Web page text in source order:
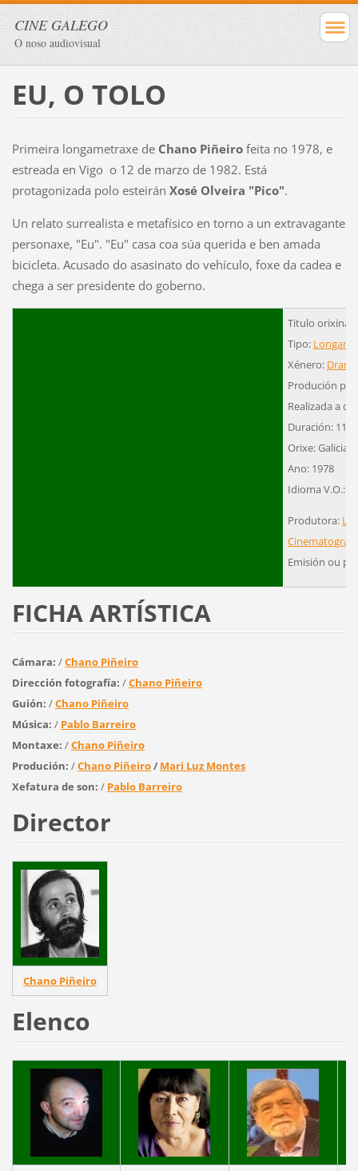
CINE GALEGO
O noso audiovisual
EU, O TOLO
Primeira longametraxe de Chano Piñeirofeita no 1978, e
estreada en Vigo o 12 de marzo de 1982. Está
protagonizada polo esteirán Xosé Olveira "Pico".
Un relato surrealista e metafísico en torno a un extravagante
personaxe, "Eu". "Eu" casa coa súa querida e ben amada
bicicleta. Acusado do asasinato do vehículo, foxe da cadea e
chega a ser presidente do goberno.
Titulo orixinal:
Tipo:
Xénero: Drama
Produción
Realizada a cor
Duración: 110´
Orixe: Galicia
Ano: 1978
Idioma V.O.:
Produtora:
Emisión ou
FICHA ARTÍSTICA
Cámara: /Chano Piñeiro
Dirección fotografía: /Chano Piñeiro
Guión: /Chano Piñeiro
Música: / Pablo Barreiro
Montaxe: /Chano Piñeiro
Produción: /Chano Piñeiro/ Mari Luz Montes
Xefatura de son: / Pablo Barreiro
Director
Chano Piñeiro
Elenco